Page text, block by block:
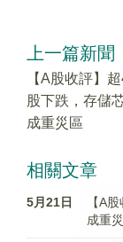
上一篇新聞
【A股收評】
股下跌，存儲
成重災區
相關文章
5月21日
【A
成重